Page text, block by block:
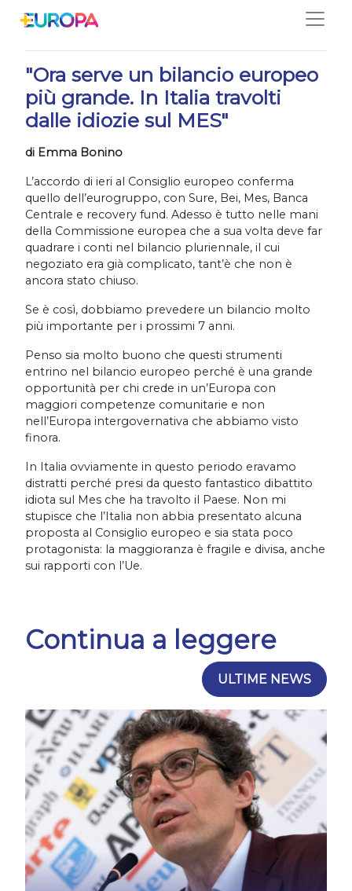
24/04/2020
"Ora serve un bilancio europeo
più grande. In Italia travolti
dalle idiozie sul MES"
di Emma Bonino
L’accordo di ieri al Consiglio europeo conferma
quello dell’eurogruppo, con Sure, Bei, Mes, Banca
Centrale e recovery fund. Adesso è tutto nelle mani
della Commissione europea che a sua volta deve far
quadrare i conti nel bilancio pluriennale, il cui
negoziato era già complicato, tant’è che non è
ancora stato chiuso.
Se è così, dobbiamo prevedere un bilancio molto
più importante per i prossimi 7 anni.
Penso sia molto buono che questi strumenti
entrino nel bilancio europeo perché è una grande
opportunità per chi crede in un’Europa con
maggiori competenze comunitarie e non
nell’Europa intergovernativa che abbiamo visto
finora.
In Italia ovviamente in questo periodo eravamo
distratti perché presi da questo fantastico dibattito
idiota sul Mes che ha travolto il Paese. Non mi
stupisce che l’Italia non abbia presentato alcuna
proposta al Consiglio europeo e sia stata poco
protagonista: la maggioranza è fragile e divisa, anche
sui rapporti con l’Ue.
Continua a leggere
ULTIME NEWS